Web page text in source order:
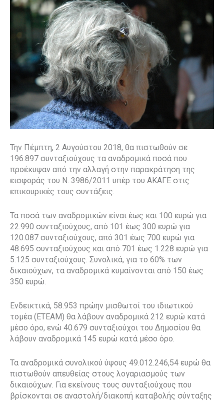
Την Πέμπτη, 2 Αυγούστου 2018, θα πιστωθούν σε
196.897 συνταξιούχους τα αναδρομικά ποσά που
προέκυψαν από την αλλαγή στην παρακράτηση της
εισφοράς του Ν. 3986/2011 υπέρ του ΑΚΑΓΕ στις
επικουρικές τους συντάξεις.
Τα ποσά των αναδρομικών είναι έως και 100 ευρώ για
22.990 συνταξιούχους, από 101 έως 300 ευρώ για
120.087 συνταξιούχους, από 301 έως 700 ευρώ για
48.695 συνταξιούχους και από 701 έως 1.228 ευρώ για
5.125 συνταξιούχους. Συνολικά, για το 60% των
δικαιούχων, τα αναδρομικά κυμαίνονται από 150 έως
350 ευρώ.
Ενδεικτικά, 58.953 πρώην μισθωτοί του ιδιωτικού
τομέα (ΕΤΕΑΜ) θα λάβουν αναδρομικά 212 ευρώ κατά
μέσο όρο, ενώ 40.679 συνταξιούχοι του Δημοσίου θα
λάβουν αναδρομικά 145 ευρώ κατά μέσο όρο.
Τα αναδρομικά συνολικού ύψους 49.012.246,54 ευρώ θα
πιστωθούν απευθείας στους λογαριασμούς των
δικαιούχων. Για εκείνους τους συνταξιούχους που
βρίσκονται σε αναστολή/διακοπή καταβολής σύνταξης